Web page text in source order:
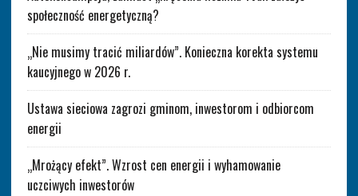
społeczność energetyczną?
„Nie musimy tracić miliardów”. Konieczna korekta systemu
kaucyjnego w 2026 r.
Ustawa sieciowa zagrozi gminom, inwestorom i odbiorcom
energii
„Mrożący efekt”. Wzrost cen energii i wyhamowanie
uczciwych inwestorów